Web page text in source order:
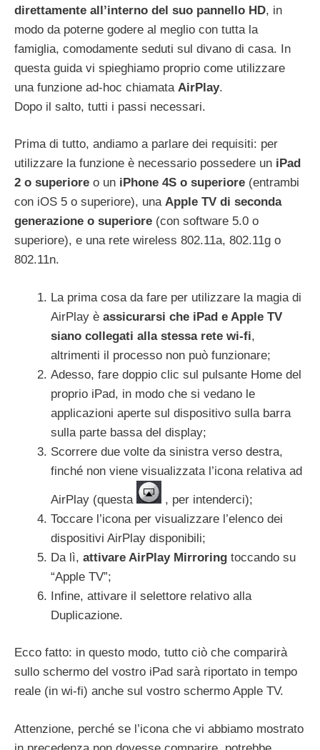
direttamente all’interno del suo pannello HD, in
modo da poterne godere al meglio con tutta la
famiglia, comodamente seduti sul divano di casa. In
questa guida vi spieghiamo proprio come utilizzare
una funzione ad-hoc chiamata AirPlay.
Dopo il salto, tutti i passi necessari.
Prima di tutto, andiamo a parlare dei requisiti: per
utilizzare la funzione è necessario possedere un iPad
2 o superiore o un iPhone 4S o superiore (entrambi
con iOS 5 o superiore), una Apple TV di seconda
generazione o superiore (con software 5.0 o
superiore), e una rete wireless 802.11a, 802.11g o
802.11n.
La prima cosa da fare per utilizzare la magia di
AirPlay è assicurarsi che iPad e Apple TV
siano collegati alla stessa rete wi-fi,
altrimenti il processo non può funzionare;
Adesso, fare doppio clic sul pulsante Home del
proprio iPad, in modo che si vedano le
applicazioni aperte sul dispositivo sulla barra
sulla parte bassa del display;
Scorrere due volte da sinistra verso destra,
finché non viene visualizzata l’icona relativa ad
AirPlay (questa
, per intenderci);
Toccare l’icona per visualizzare l’elenco dei
dispositivi AirPlay disponibili;
Da lì, attivare AirPlay Mirroring toccando su
“Apple TV”;
Infine, attivare il selettore relativo alla
Duplicazione.
Ecco fatto: in questo modo, tutto ciò che comparirà
sullo schermo del vostro iPad sarà riportato in tempo
reale (in wi-fi) anche sul vostro schermo Apple TV.
Attenzione, perché se l’icona che vi abbiamo mostrato